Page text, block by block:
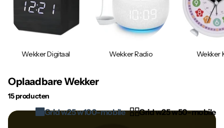
Wekker Digitaal Wekker Radio Wekker
Oplaadbare Wekker
15 producten
Grid w25 w100-mobile Grid w25 w50-mobile